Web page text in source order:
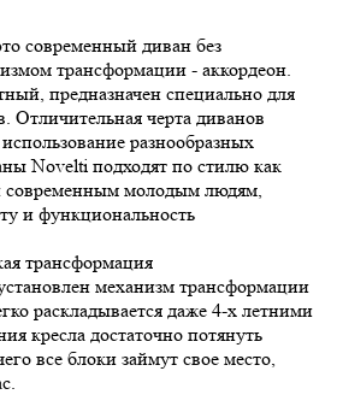
современный диван без
трансформации - аккордеон.
предназначен специально для
Отличительная черта диванов
разнообразных
Novelti подходят по стилю как
современным молодым людям,
и функциональность
трансформация
механизм трансформации
раскладывается даже 4-х летними
кресла достаточно потянуть
все блоки займут свое место,